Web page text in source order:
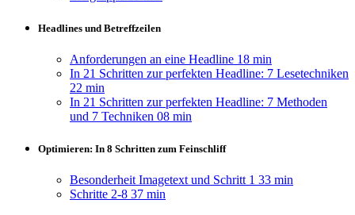
Headlines und Betreffzeilen
Anforderungen an eine Headline 18 min
In 21 Schritten zur perfekten Headline: 7 Lesetechniken
22 min
In 21 Schritten zur perfekten Headline: 7 Methoden
und 7 Techniken 08 min
Optimieren: In 8 Schritten zum Feinschliff
Besonderheit Imagetext und Schritt 1 33 min
Schritte 2-8 37 min